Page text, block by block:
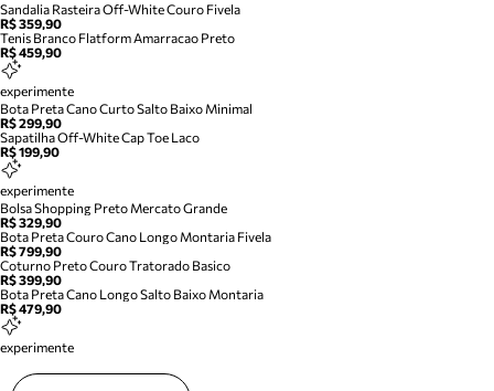
Sandalia Rasteira Off-White Couro Fivela
R$ 359,90
Tenis Branco Flatform Amarracao Preto
R$ 459,90
experimente
Bota Preta Cano Curto Salto Baixo Minimal
R$ 299,90
Sapatilha Off-White Cap Toe Laco
R$ 199,90
experimente
Bolsa Shopping Preto Mercato Grande
R$ 329,90
Bota Preta Couro Cano Longo Montaria Fivela
R$ 799,90
Coturno Preto Couro Tratorado Basico
R$ 399,90
Bota Preta Cano Longo Salto Baixo Montaria
R$ 479,90
experimente